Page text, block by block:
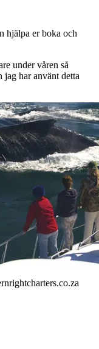
hjälpa er boka och
under våren så
har använt detta